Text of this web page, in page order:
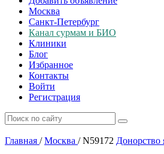
Москва
Санкт-Петербург
Канал сурмам и БИО
Клиники
Блог
Избранное
Контакты
Войти
Регистрация
Главная / Москва /N59172 Донорство